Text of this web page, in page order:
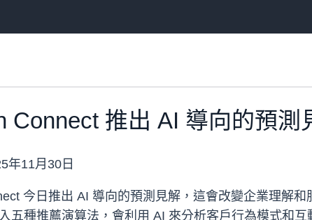
Connect 推出 AI 導向的預測
年11月30日
今日推出 AI 導向的預測見解，這會改變企業理解
五種推薦演算法，會利用 AI 來分析客戶行為模式和